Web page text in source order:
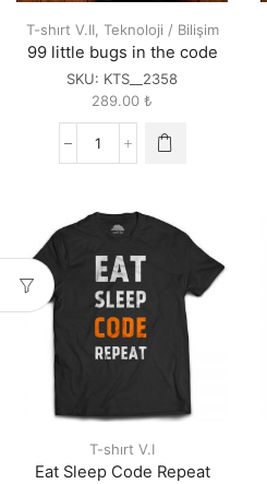
T-shırt V.II, Teknoloji / Bilişim
99 little bugs in the code
SKU: KTS__2358
289.00 ₺
99
in
the
code
quantity
T-shırt V.I
Eat Sleep Code Repeat